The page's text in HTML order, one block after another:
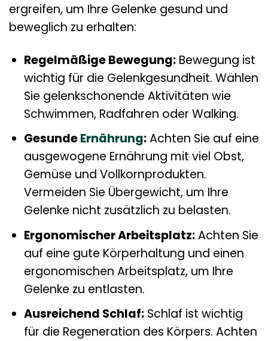
ergreifen, um Ihre Gelenke gesund und
beweglich zu erhalten:
Regelmäßige Bewegung:Bewegung ist
wichtig für die Gelenkgesundheit. Wählen
Sie gelenkschonende Aktivitäten wie
Schwimmen, Radfahren oder Walking.
GesundeErnährung:Achten Sie auf eine
ausgewogene Ernährung mit viel Obst,
Gemüse und Vollkornprodukten.
Vermeiden Sie Übergewicht, um Ihre
Gelenke nicht zusätzlich zu belasten.
Ergonomischer Arbeitsplatz:Achten Sie
auf eine gute Körperhaltung und einen
ergonomischen Arbeitsplatz, um Ihre
Gelenke zu entlasten.
Ausreichend Schlaf:Schlaf ist wichtig
für die Regeneration des Körpers. Achten